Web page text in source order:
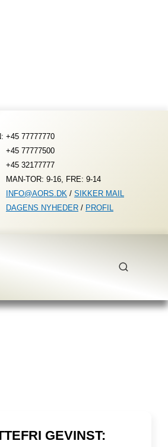
+45 77777770
+45 77777500
+45 32177777
MAN-TOR: 9-16, FRE: 9-14
INFO@AORS.DK / SIKKER MAIL
DAGENS NYHEDER / PROFIL
GEVINST: